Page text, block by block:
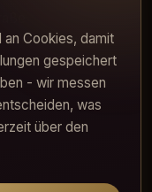
Vereinbarung
an Cookies, damit
gespeichert
- wir messen
was
über den